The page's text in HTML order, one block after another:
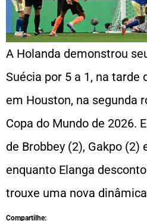
A Holanda demonstrou
Suécia por 5 a 1, na tarde
em Houston, na segunda
Copa do Mundo de 2026.
de Brobbey (2), Gakpo (2)
enquanto Elanga
trouxe uma nova
Compartilhe: